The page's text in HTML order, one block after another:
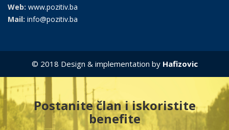
Web: www.pozitiv.ba
Mail: info@pozitiv.ba
© 2018 Design & implementation by Hafizovic
Postanite član i iskoristite
benefite